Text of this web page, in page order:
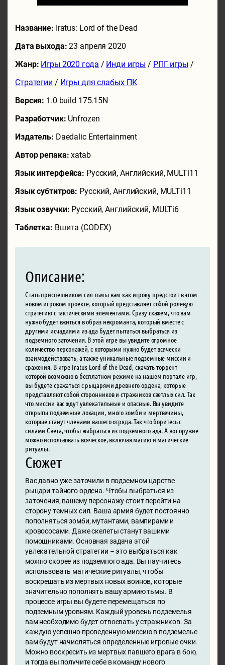
Название: Iratus: Lord of the Dead
Дата выхода:23 апреля 2020
Жанр: Игры 2020 года / Инди игры / РПГ игры /
Стратегии / Игры для слабых ПК
Версия: 1.0 build 175.15N
Разработчик: Unfrozen
Издатель: Daedalic Entertainment
Автор репака:xatab
Язык интерфейса: Русский, Английский, MULTi11
Язык субтитров: Русский, Английский, MULTi11
Язык озвучки: Русский, Английский, MULTi6
Таблетка: Вшита (CODEX)
Описание:
Стать приспешником сил тьмы вам как игроку предстоит в этом
новом игровом проекте, который представляет собой ролевую
стратегию с тактическими элементами. Сразу скажем, что вам
нужно будет вжиться в образ некроманта, который вместе с
другими исчадиями из ада будет пытаться выбраться из
подземного заточения. В этой игре вы увидите огромное
количество персонажей, с которыми нужно будет всячески
взаимодействовать, а также уникальные подземные миссии и
сражения. В игре Iratus Lord of the Dead, скачать торрент
которой возможно в бесплатном режиме на нашем портале игр,
вы будете сражаться с рыцарями древнего ордена, которые
представляют собой сторонников и стражников светлых сил. Так
что миссии вас ждут увлекательные и опасные. Вы увидите
открыты подземные локации, много зомби и мертвечины,
которые станут членами вашего отряда. Так что боритесь с
силами Света, чтобы выбраться из подземного ада. А вот оружие
можно использовать всяческое, включая магию и магические
ритуалы.
Сюжет
Вас давно уже заточили в подземном царстве
рыцари тайного ордена. Чтобы выбраться из
заточения, вашему персонажу стоит перейти на
сторону темных сил. Ваша армия будет постоянно
пополняться зомби, мутантами, вампирами и
кровососами. Даже скелеты станут вашими
помощниками. Основная задача этой
увлекательной стратегии – это выбраться как
можно скорее из подземного ада. Вы научитесь
использовать магические ритуалы, чтобы
воскрешать из мертвых новых воинов, которые
значительно пополнять вашу армию тьмы. В
процессе игры вы будете перемещаться по
подземным уровням. Каждый уровень подземелья
вам необходимо будет отвоевать у стражников. За
каждую успешно проведенную миссию в подземелье
вам будут начисляться определенные игровые очки.
Можно воскресить из мертвых павшего врага в бою,
и тогда вы получите себе в команду нового